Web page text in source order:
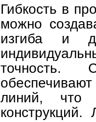
Гибкость в
можно
изгиба и
точность.
линий, что